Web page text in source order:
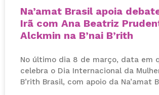
Na’amat Brasil apoia
Irã com Ana Beatriz
Alckmin na B’nai B’rith
No último dia 8 de março, data em
celebra o Dia Internacional da
B’rith Brasil, com apoio da Na’amat